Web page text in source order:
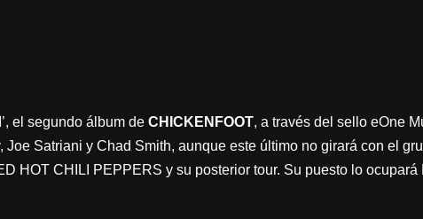
el segundo álbum de CHICKENFOOT, a través del sello eOne
Joe Satriani y Chad Smith, aunque este último no girará con el
HOT CHILI PEPPERS y su posterior tour. Su puesto lo ocupará